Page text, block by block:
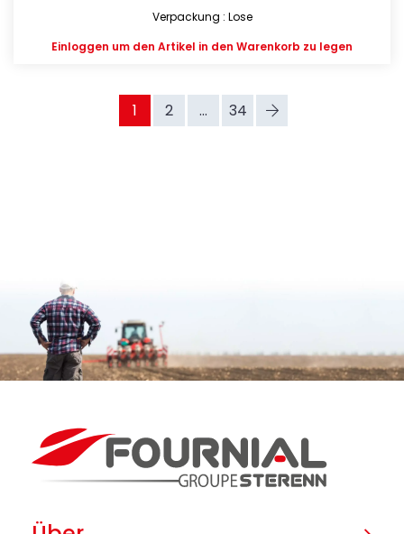
Verpackung : Lose
Einloggen um den Artikel in den Warenkorb zu legen
1 2 ... 34